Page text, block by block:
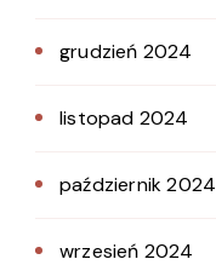
grudzień 2024
listopad 2024
październik 2024
wrzesień 2024